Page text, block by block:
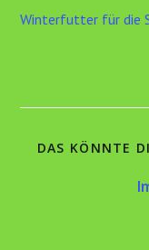
ansehen
Winterfutter für die
DAS KÖNNTE